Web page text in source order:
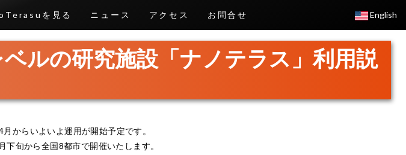
を見る ニュース アクセス お問合せ English
ルの研究施設「ナノテラス」利用説
からいよいよ運用が開始予定です。
旬から全国8都市で開催いたします。